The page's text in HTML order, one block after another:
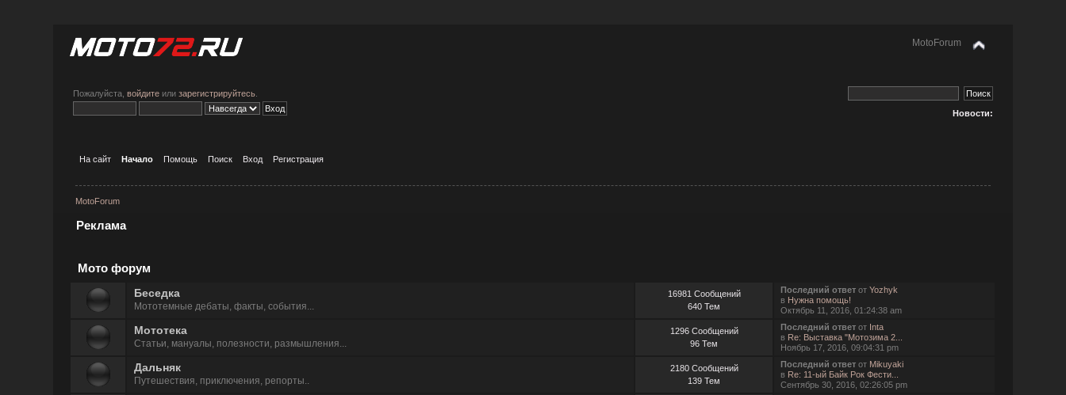
MotoForum
Пожалуйста,войдите илизарегистрируйтесь
Новости:
На сайт Начало Помощь Поиск Вход Регистрация
MotoForum
Реклама
Мото форум
Беседка
Мототемные дeбаты, факты, события...
16981 Сообщений
640 Тем
Последний ответот Yozhyk
в Нужна помощь!
Октябрь 11, 2016, 01:24:38 am
Мототека
Статьи, мануалы, полезности, размышления...
1296 Сообщений
96 Тем
Последний ответот Inta
в Re: Выставка "Мотозима 2...
Ноябрь 17, 2016, 09:04:31 pm
Дальняк
Путешествия, приключения, репорты..
2180 Сообщений
139 Тем
Последний ответот Mikuyaki
в Re: 11-ый Байк Рок Фести...
Сентябрь 30, 2016, 02:26:05 pm